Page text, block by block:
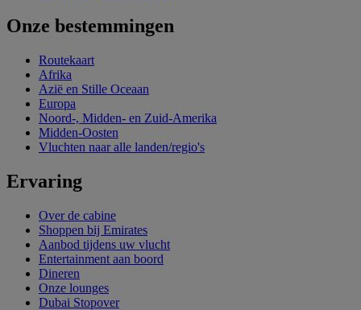
Onze bestemmingen
Routekaart
Afrika
Azië en Stille Oceaan
Europa
Noord-, Midden- en Zuid-Amerika
Midden-Oosten
Vluchten naar alle landen/regio's
Ervaring
Over de cabine
Shoppen bij Emirates
Aanbod tijdens uw vlucht
Entertainment aan boord
Dineren
Onze lounges
Dubai Stopover